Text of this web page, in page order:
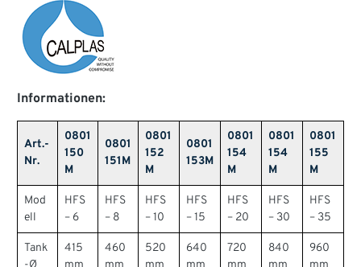
Informationen:
Art.-
Nr.
0801
150
M
0801
151M
0801
152
M
0801
153M
0801
154
M
0801
154
M
0801
155
M
Mod
ell
HFS
– 6
HFS
– 8
HFS
– 10
HFS
– 15
HFS
– 20
HFS
– 30
HFS
– 35
Tank
415
460
520
640
720
840
960